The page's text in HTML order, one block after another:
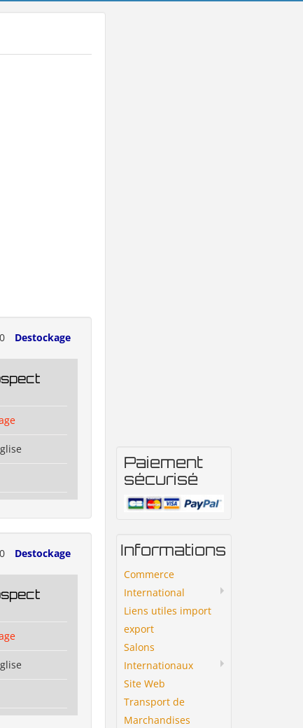
Destockage
Destockage
Paiement
sécurisé
Informations
Commerce
International
Liens utiles import
export
Salons
Internationaux
Site Web
Transport de
Marchandises